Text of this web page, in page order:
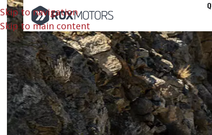
Skip to navigation
Skip to main content